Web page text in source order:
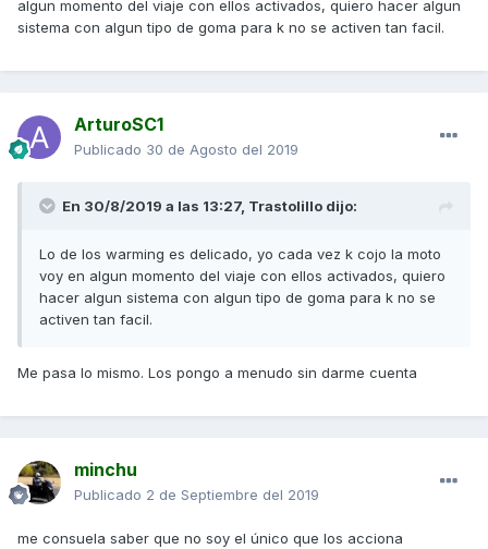
algun momento del viaje con ellos activados, quiero hacer algun
sistema con algun tipo de goma para k no se activen tan facil.
ArturoSC1
Publicado 30 de Agosto del 2019
En 30/8/2019 a las 13:27, Trastolillo dijo:
Lo de los warming es delicado, yo cada vez k cojo la moto
voy en algun momento del viaje con ellos activados, quiero
hacer algun sistema con algun tipo de goma para k no se
activen tan facil.
Me pasa lo mismo. Los pongo a menudo sin darme cuenta
minchu
Publicado 2 de Septiembre del 2019
me consuela saber que no soy el único que los acciona